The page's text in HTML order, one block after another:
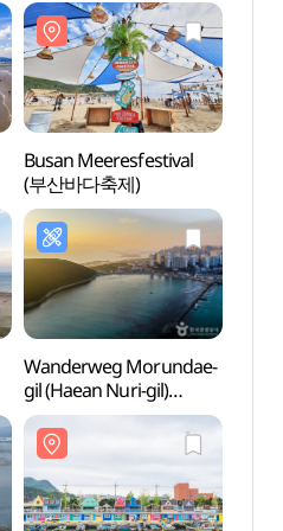
Busan Meeresfestival
(부산바다축제)
Wanderweg Morundae-
gil (Haean Nuri-gil)
(해안누리길 몰운대길)